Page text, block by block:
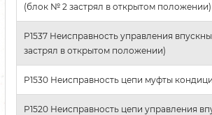
(блок № 2 застрял в открытом положении)
P1537 Неисправность управления
застрял в открытом положении)
P1530 Неисправность цепи муфты
P1520 Неисправность цепи управления